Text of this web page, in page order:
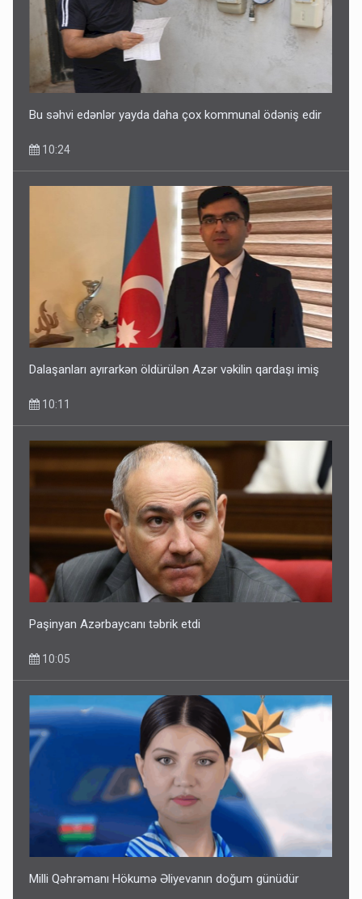
Bu səhvi edənlər yayda daha çox kommunal ödəniş edir
10:24
Dalaşanları ayırarkən öldürülən Azər vəkilin qardaşı imiş
10:11
Paşinyan Azərbaycanı təbrik etdi
10:05
Milli Qəhrəmanı Hökumə Əliyevanın doğum günüdür